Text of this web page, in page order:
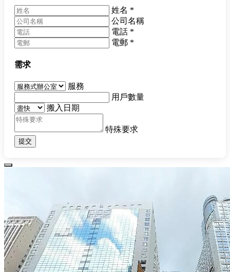
姓名 *
公司名稱
電話 *
電郵 *
需求
服務
用戶數量
搬入日期
特殊要求
提交